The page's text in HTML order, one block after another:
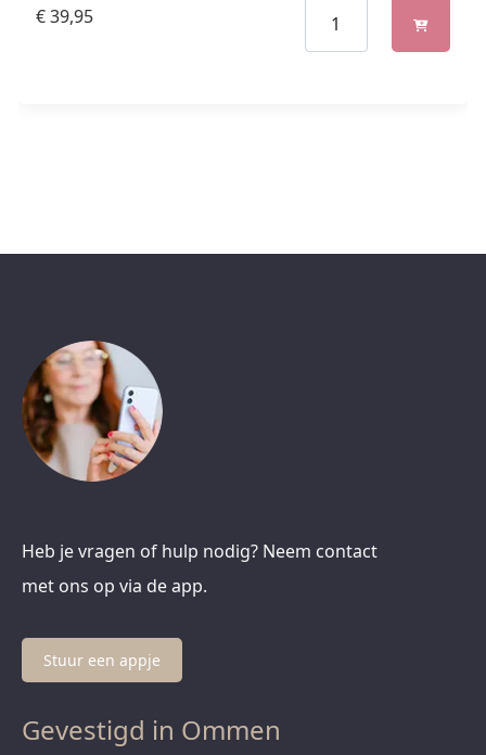
€39,95
Heb je vragen of hulp nodig? Neem contact
met ons op via de app.
Stuur een appje
Gevestigd in Ommen